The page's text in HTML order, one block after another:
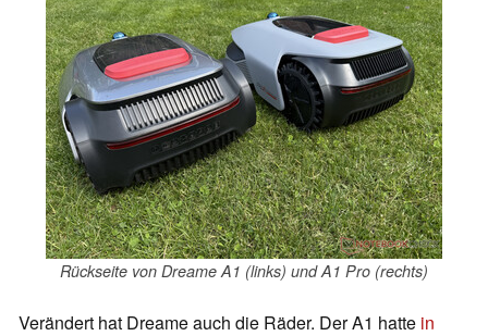
Rückseite von Dreame A1 (links) und A1 Pro (rechts)
Verändert hat Dreame auch die Räder. Der A1 hatte in